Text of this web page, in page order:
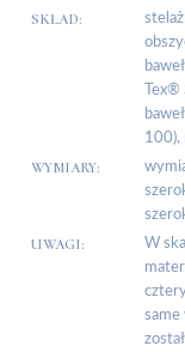
SKŁAD:
100),
WYMIARY:
UWAGI:
W
same